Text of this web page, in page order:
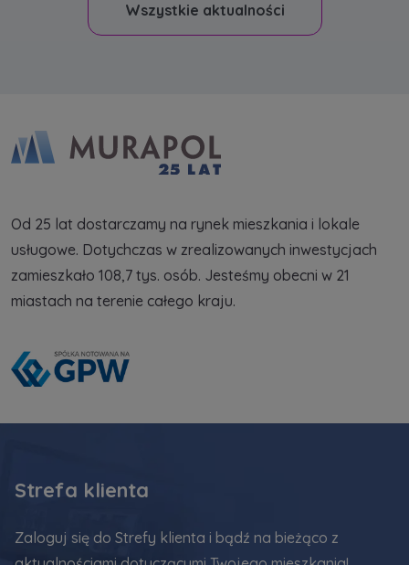
Wszystkie aktualności
Od 25 lat dostarczamy na rynek mieszkania i lokale
usługowe. Dotychczas w zrealizowanych inwestycjach
zamieszkało 108,7 tys. osób. Jesteśmy obecni w 21
miastach na terenie całego kraju.
Strefa klienta
Zaloguj się do Strefy klienta i bądź na bieżąco z